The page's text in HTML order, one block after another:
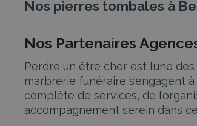
Nos pierres tombales à
Nos Partenaires
Perdre un être cher est l’une
marbrerie funéraire s’engagent
complète de services, de
accompagnement serein dans